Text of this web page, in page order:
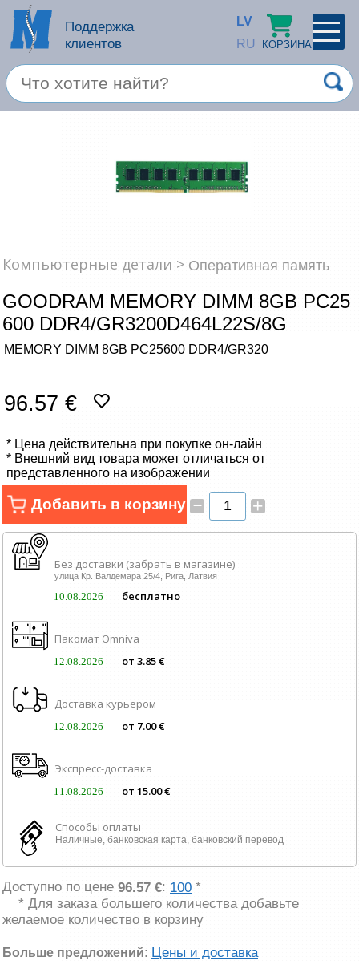
Поддержка
клиентов
LV
RU
КОРЗИНА
Запомнить
Забыли пароль?
Компьютерные аксессуары
Товары для офиса
Смарт устройства
ТВ, Фото и электроника
Renewd техника, Outlet
Компьютерные детали > Оперативная память
GOODRAM MEMORY DIMM 8GB PC25
600 DDR4/GR3200D464L22S/8G
MEMORY DIMM 8GB PC25600 DDR4/GR320
96.57 €
* Цена действительна при покупке он-лайн
* Внешний вид товара может отличаться от
представленного на изображении
Добавить в корзину – +
Без доставки (забрать в магазине)
улица Кр. Валдемара 25/4, Рига, Латвия
10.08.2026 бесплатно
Пакомат Omniva
12.08.2026 от 3.85 €
Доставка курьером
12.08.2026 от 7.00 €
Экспресс-доставка
11.08.2026 от 15.00 €
Способы оплаты
Наличные, банковская карта, банковский перевод
Доступно по цене 96.57 €: 100 *
* Для заказа большего количества добавьте
желаемое количество в корзину
Больше предложений: Цены и доставка